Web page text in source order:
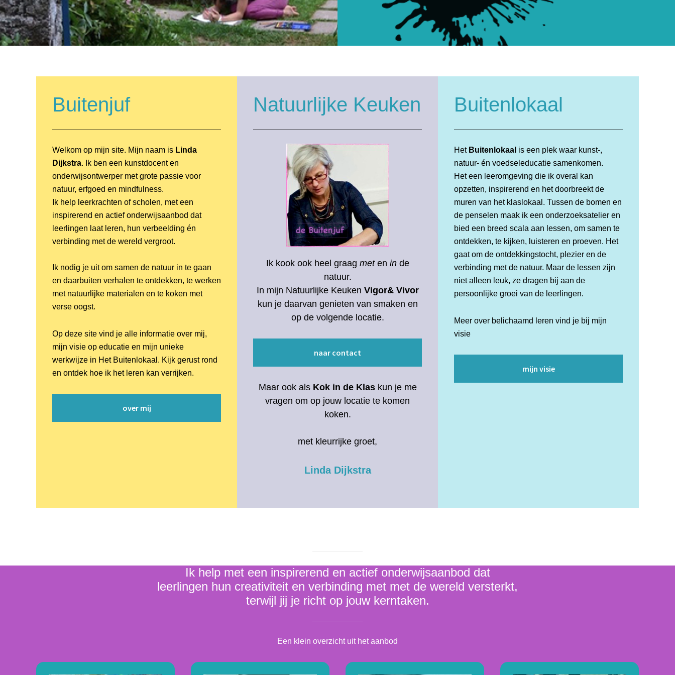
Buitenjuf
Welkom op mijn site. Mijn naam is Linda
Dijkstra. Ik ben een kunstdocent en
onderwijsontwerper met grote passie voor
natuur, erfgoed en mindfulness.
Ik help leerkrachten of scholen, met een
inspirerend en actief onderwijsaanbod dat
leerlingen laat leren, hun verbeelding én
verbinding met de wereld vergroot.
Ik nodig je uit om samen de natuur in te gaan
en daarbuiten verhalen te ontdekken, te werken
met natuurlijke materialen en te koken met
verse oogst.
Op deze site vind je alle informatie over mij,
mijn visie op educatie en mijn unieke
werkwijze in Het Buitenlokaal. Kijk gerust rond
en ontdek hoe ik het leren kan verrijken.
over mij
Natuurlijke Keuken
Ik kook ook heel graag meten inde
natuur.
In mijn Natuurlijke Keuken Vigor& Vivor
kun je daarvan genieten van smaken en
op de volgende locatie.
naar contact
Maar ook als Kok in de Klaskun je me
vragen om op jouw locatie te komen
koken.
met kleurrijke groet,
Linda Dijkstra
Buitenlokaal
HetBuitenlokaal is een plek waar kunst-,
natuur- én voedseleducatie samenkomen.
Het een leeromgeving die ik overal kan
opzetten, inspirerend en het doorbreekt de
muren van het klaslokaal. Tussen de bomen en
de penselen maak ik een onderzoeksatelier en
bied een breed scala aan lessen, om samen te
ontdekken, te kijken, luisteren en proeven. Het
gaat om de ontdekkingstocht, plezier en de
verbinding met de natuur. Maar de lessen zijn
niet alleen leuk, ze dragen bij aan de
persoonlijke groei van de leerlingen.
Meer over belichaamd leren vind je bij mijn
visie
mijn visie
Ik help met een inspirerend en actief onderwijsaanbod dat
leerlingen hun creativiteit en verbinding met met de wereld versterkt,
terwijl jij je richt op jouw kerntaken.
Een klein overzicht uit het aanbod